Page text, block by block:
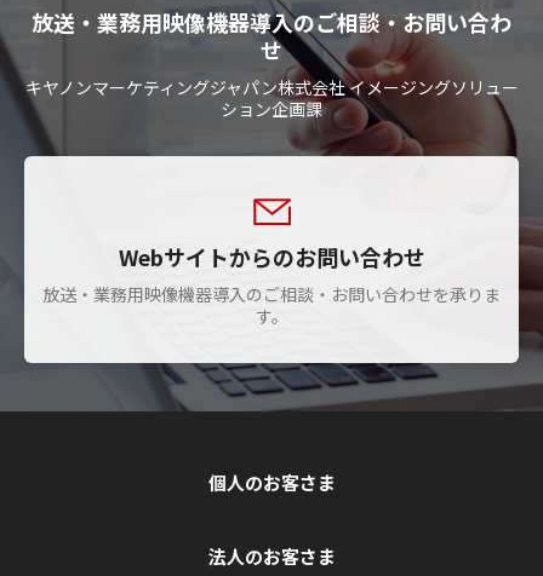
放送・業務用映像機器導入のご相談・お問い合わ
せ
キヤノンマーケティングジャパン株式会社 イメージングソリュー
ション企画課
Webサイトからのお問い合わせ
放送・業務用映像機器導入のご相談・お問い合わせを承りま
す。
個人のお客さま
法人のお客さま